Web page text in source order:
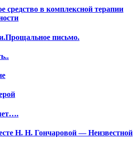
средство в комплексной терапии
письмо.
Н. Н. Гончаровой — Неизвестной